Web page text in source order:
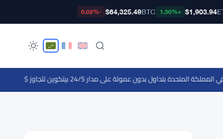
$1,903.94
+1.50%
BTC
$64,325.49
-0.02%
·بيتكوين تتجاوز $65,000 لكن حاجز $69,000 يصمد مع اقتراب بيانات الوظائف